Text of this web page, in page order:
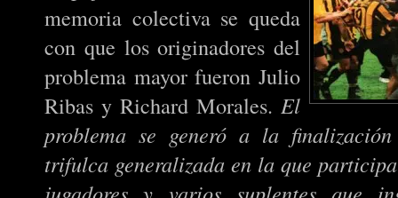
memoria colectiva se queda
con que los originadores del
problema mayor fueron Julio
Ribas y Richard Morales. El
problema se generó a la
trifulca generalizada en la que